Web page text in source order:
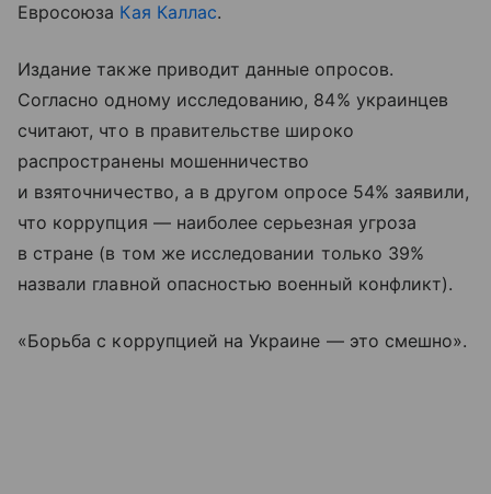
Евросоюза Кая Каллас.
Издание также приводит данные опросов.
Согласно одному исследованию, 84% украинцев
считают, что в правительстве широко
распространены мошенничество
и взяточничество, а в другом опросе 54% заявили,
что коррупция — наиболее серьезная угроза
в стране (в том же исследовании только 39%
назвали главной опасностью военный конфликт).
«Борьба с коррупцией на Украине — это смешно».